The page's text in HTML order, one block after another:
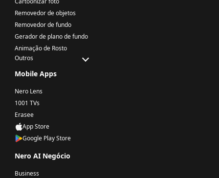
Removedor de objetos
Removedor de fundo
Gerador de plano de fundo
Animação de Rosto
Outros
Mobile Apps
Nero Lens
1001 TVs
Erasee
App Store
Google Play Store
Nero AI Negócio
Business